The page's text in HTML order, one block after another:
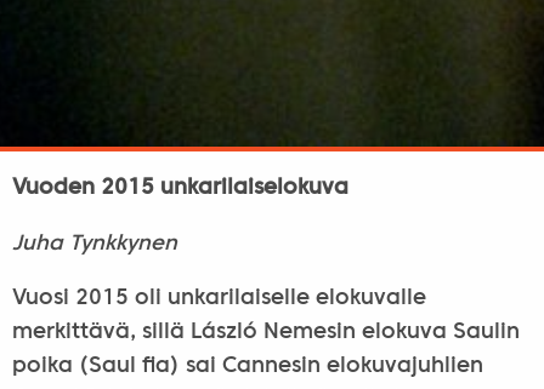
Vuoden 2015 unkarilaiselokuva
Juha Tynkkynen
Vuosi 2015 oli unkarilaiselle elokuvalle
merkittävä, sillä László Nemesin elokuva Saulin
poika (Saul fia) sai Cannesin elokuvajuhlien